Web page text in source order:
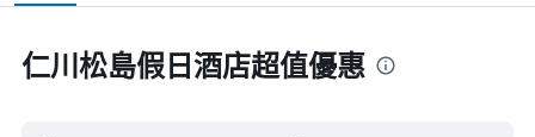
仁川松島假日酒店超值優惠